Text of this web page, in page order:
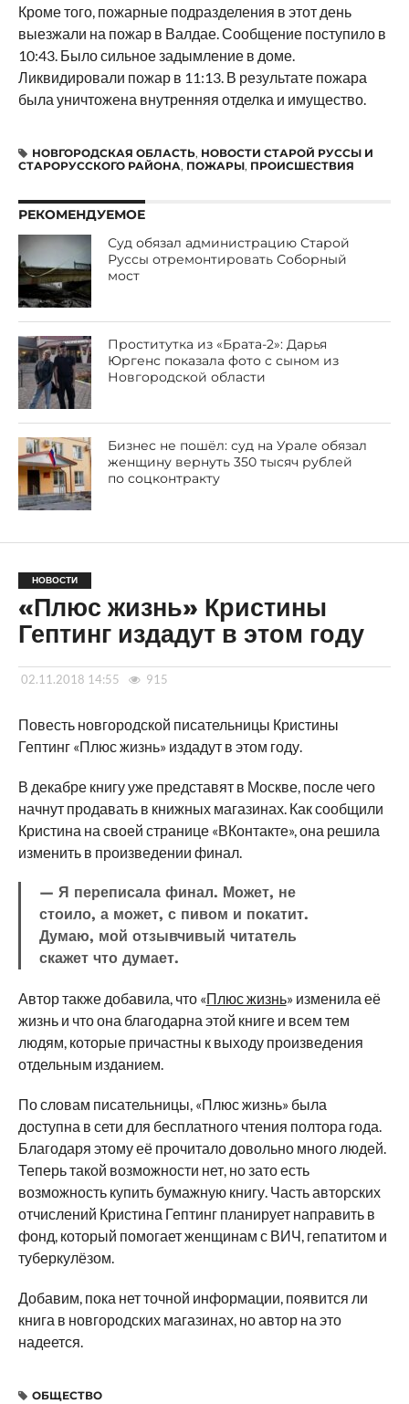
Кроме того, пожарные подразделения в этот день
выезжали на пожар в Валдае. Сообщение поступило в
10:43. Было сильное задымление в доме.
Ликвидировали пожар в 11:13. В результате пожара
была уничтожена внутренняя отделка и имущество.
НОВГОРОДСКАЯ ОБЛАСТЬ, НОВОСТИ СТАРОЙ РУССЫ И
СТАРОРУССКОГО РАЙОНА, ПОЖАРЫ, ПРОИСШЕСТВИЯ
РЕКОМЕНДУЕМОЕ
Суд обязал администрацию Старой
Руссы отремонтировать Соборный
мост
Проститутка из «Брата-2»: Дарья
Юргенс показала фото с сыном из
Новгородской области
Бизнес не пошёл: суд на Урале обязал
женщину вернуть 350 тысяч рублей
по соцконтракту
НОВОСТИ
«Плюс жизнь» Кристины
Гептинг издадут в этом году
02.11.2018 14:55 915
Повесть новгородской писательницы Кристины
Гептинг «Плюс жизнь» издадут в этом году.
В декабре книгу уже представят в Москве, после чего
начнут продавать в книжных магазинах. Как сообщили
Кристина на своей странице «ВКонтакте», она решила
изменить в произведении финал.
— Я переписала финал. Может, не
стоило, а может, с пивом и покатит.
Думаю, мой отзывчивый читатель
скажет что думает.
Автор также добавила, что «Плюс жизнь» изменила её
жизнь и что она благодарна этой книге и всем тем
людям, которые причастны к выходу произведения
отдельным изданием.
По словам писательницы, «Плюс жизнь» была
доступна в сети для бесплатного чтения полтора года.
Благодаря этому её прочитало довольно много людей.
Теперь такой возможности нет, но зато есть
возможность купить бумажную книгу. Часть авторских
отчислений Кристина Гептинг планирует направить в
фонд, который помогает женщинам с ВИЧ, гепатитом и
туберкулёзом.
Добавим, пока нет точной информации, появится ли
книга в новгородских магазинах, но автор на это
надеется.
ОБЩЕСТВО